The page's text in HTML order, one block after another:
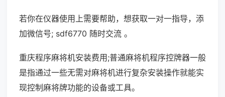
若你在仪器使用上需要帮助，想获取一对一指导，添
加微信号; sdf6770 随时交流 。
重庆程序麻将机安装费用;普通麻将机程序控牌器一般
是指通过一些无需对麻将机进行复杂安装操作就能实
现控制麻将牌功能的设备或工具。